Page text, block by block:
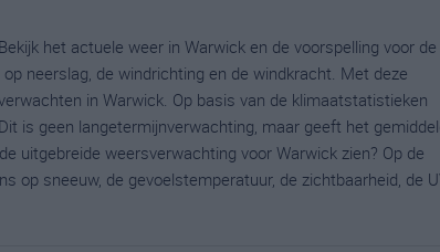
het actuele weer in Warwick en de voorspelling voor de
neerslag, de windrichting en de windkracht. Met deze
in Warwick. Op basis van de klimaatstatistieken
is geen langetermijnverwachting, maar geeft het
uitgebreide weersverwachting voor Warwick zien? Op de
op sneeuw, de gevoelstemperatuur, de zichtbaarheid, de